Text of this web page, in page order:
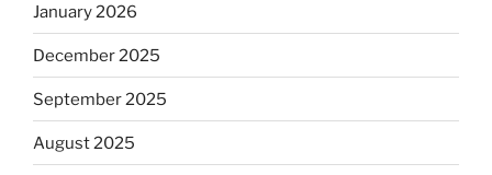
January 2026
December 2025
September 2025
August 2025